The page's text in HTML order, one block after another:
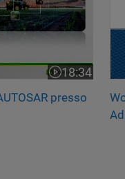
18:34
Il video dura
presso